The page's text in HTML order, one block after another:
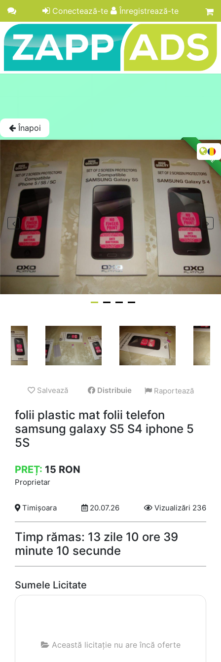
Conectează-te Înregistrează-te
Înapoi
LICITAȚIE
Salvează Distribuie Raportează
folii plastic mat folii telefon
samsung galaxy S5 S4 iphone 5
5S
PREȚ: 15 RON
Proprietar
Timișoara 20.07.26 Vizualizări 236
Timp rămas: 13 zile 10 ore 39
minute 10 secunde
Sumele Licitate
Această licitație nu are încă oferte